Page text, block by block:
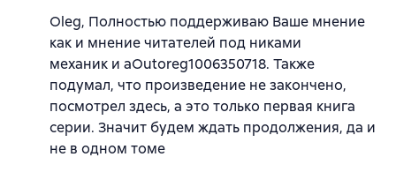
Oleg, Полностью поддерживаю Ваше мнение
как и мнение читателей под никами
механик и aОutoreg1006350718. Также
подумал, что произведение не закончено,
посмотрел здесь, а это только первая книга
серии. Значит будем ждать продолжения, да и
не в одном томе